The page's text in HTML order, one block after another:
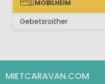
MOBILHEIM
MOBILHEIM
Gebetsroither
MIETCARAVAN.COM